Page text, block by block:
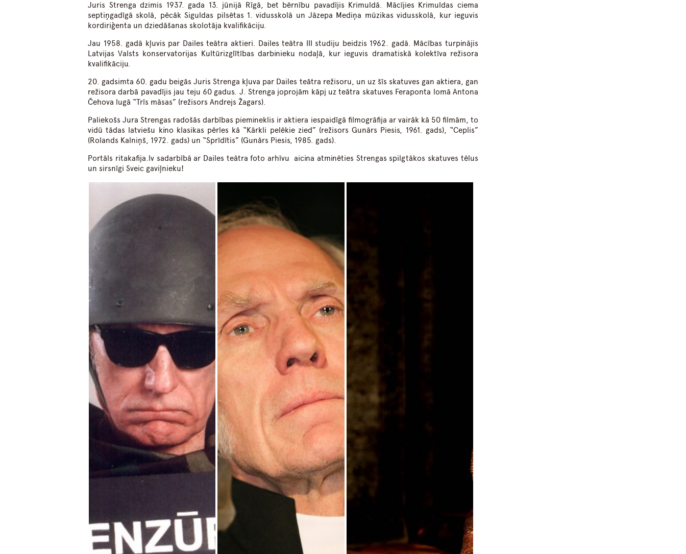
Juris Strenga dzimis 1937. gada 13. jūnijā Rīgā, bet bērnību pavadījis Krimuldā. Mācījies Krimuldas ciema
septiņgadīgā skolā, pēcāk Siguldas pilsētas 1. vidusskolā un Jāzepa Mediņa mūzikas vidusskolā, kur ieguvis
kordiriģenta un dziedāšanas skolotāja kvalifikāciju.
Jau 1958. gadā kļuvis par Dailes teātra aktieri. Dailes teātra III studiju beidzis 1962. gadā. Mācības turpinājis
Latvijas Valsts konservatorijas Kultūrizglītības darbinieku nodaļā, kur ieguvis dramatiskā kolektīva režisora
kvalifikāciju.
20. gadsimta 60. gadu beigās Juris Strenga kļuva par Dailes teātra režisoru, un uz šīs skatuves gan aktiera, gan
režisora darbā pavadījis jau teju 60 gadus. J. Strenga joprojām kāpj uz teātra skatuves Feraponta lomā Antona
Čehova lugā “Trīs māsas” (režisors Andrejs Žagars).
Paliekošs Jura Strengas radošās darbības piemineklis ir aktiera iespaidīgā filmogrāfija ar vairāk kā 50 filmām, to
vidū tādas latviešu kino klasikas pērles kā “Kārkli pelēkie zied” (režisors Gunārs Piesis, 1961. gads), “Ceplis”
(Rolands Kalniņš, 1972. gads) un “Sprīdītis” (Gunārs Piesis, 1985. gads).
Portāls ritakafija.lv sadarbībā ar Dailes teātra foto arhīvu aicina atminēties Strengas spilgtākos skatuves tēlus
un sirsnīgi Sveic gaviļnieku!